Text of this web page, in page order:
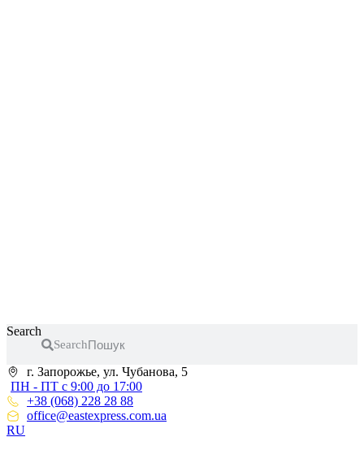
Search
Search
г. Запорожье, ул. Чубанова, 5
ПН - ПТ с 9:00 до 17:00
+38 (068) 228 28 88
office@eastexpress.com.ua
RU